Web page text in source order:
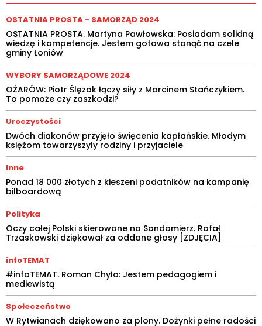
OSTATNIA PROSTA - SAMORZĄD 2024
OSTATNIA PROSTA. Martyna Pawłowska: Posiadam solidną
wiedzę i kompetencje. Jestem gotowa stanąć na czele
gminy Łoniów
WYBORY SAMORZĄDOWE 2024
OŻARÓW: Piotr Ślęzak łączy siły z Marcinem Stańczykiem.
To pomoże czy zaszkodzi?
Uroczystości
Dwóch diakonów przyjęło święcenia kapłańskie. Młodym
księżom towarzyszyły rodziny i przyjaciele
Inne
Ponad 18 000 złotych z kieszeni podatników na kampanię
bilboardową
Polityka
Oczy całej Polski skierowane na Sandomierz. Rafał
Trzaskowski dziękował za oddane głosy [ZDJĘCIA]
infoTEMAT
#infoTEMAT. Roman Chyła: Jestem pedagogiem i
mediewistą
Społeczeństwo
W Rytwianach dziękowano za plony. Dożynki pełne radości